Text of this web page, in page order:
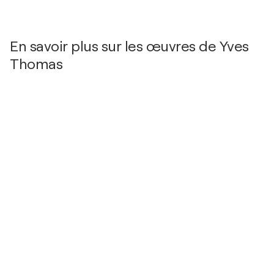
En savoir plus sur les œuvres de Yves
Thomas